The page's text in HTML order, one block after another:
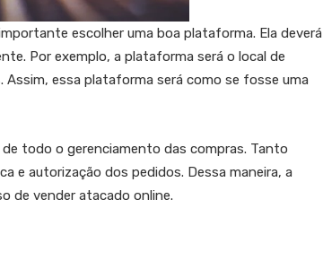
escolher uma boa plataforma. Ela deverá
Por exemplo, a plataforma será o local de
essa plataforma será como se fosse uma
todo o gerenciamento das compras. Tanto
e autorização dos pedidos. Dessa maneira, a
de vender atacado online.